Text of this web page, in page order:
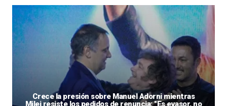
Crece la presión sobre Manuel Adorni mientras
Milei resiste los pedidos de renuncia: "Es evasor, no